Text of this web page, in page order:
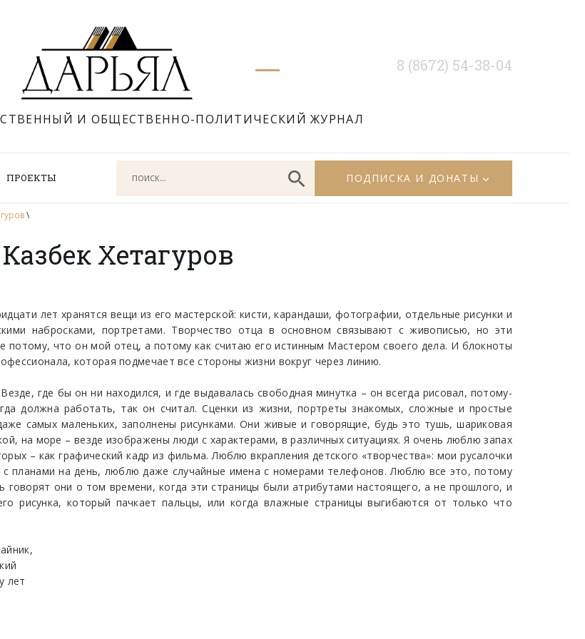
И ОБЩЕСТВЕННО-ПОЛИТИЧЕСКИЙ ЖУРНАЛ
8 (8672) 54-38-04
ПРОЕКТЫ ПОДПИСКА И ДОНАТЫ
\
Хетагуров
лет хранятся вещи из его мастерской: кисти, карандаши, фотографии, отдельные рисунки и
набросками, портретами. Творчество отца в основном связывают с живописью, но эти
потому, что он мой отец, а потому как считаю его истинным Мастером своего дела. И блокноты
которая подмечает все стороны жизни вокруг через линию.
где бы он ни находился, и где выдавалась свободная минутка – он всегда рисовал, потому-
должна работать, так он считал. Сценки из жизни, портреты знакомых, сложные и простые
самых маленьких, заполнены рисунками. Они живые и говорящие, будь это тушь, шариковая
на море – везде изображены люди с характерами, в различных ситуациях. Я очень люблю запах
– как графический кадр из фильма. Люблю вкрапления детского «творчества»: мои русалочки
планами на день, люблю даже случайные имена с номерами телефонов. Люблю все это, потому
они о том времени, когда эти страницы были атрибутами настоящего, а не прошлого, и
рисунка, который пачкает пальцы, или когда влажные страницы выгибаются от только что
лет